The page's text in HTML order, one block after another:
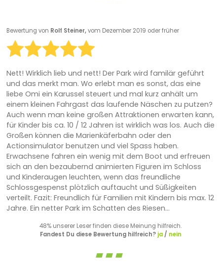
Bewertung von Rolf Steiner,vom Dezember 2019 oder früher
Nett! Wirklich lieb und nett! Der Park wird familär geführt
und das merkt man. Wo erlebt man es sonst, das eine
liebe Omi ein Karussel steuert und mal kurz anhält um
einem kleinen Fahrgast das laufende Näschen zu putzen?
Auch wenn man keine großen Attraktionen erwarten kann,
für Kinder bis ca. 10 / 12 Jahren ist wirklich was los. Auch die
Großen können die Marienkäferbahn oder den
Actionsimulator benutzen und viel Spass haben.
Erwachsene fahren ein wenig mit dem Boot und erfreuen
sich an den bezaubernd animierten Figuren im Schloss
und Kinderaugen leuchten, wenn das freundliche
Schlossgespenst plötzlich auftaucht und Süßigkeiten
verteilt. Fazit: Freundlich für Familien mit Kindern bis max. 12
Jahre. Ein netter Park im Schatten des Riesen...
48% unserer Leser finden diese Meinung hilfreich.
Fandest Du diese Bewertung hilfreich? ja/ nein